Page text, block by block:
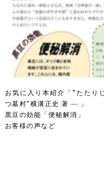
お気に入り本紹介「”たたり
つ墓村”横溝正史 著 ― 」
黒豆の効能「便秘解消」
お客様の声など